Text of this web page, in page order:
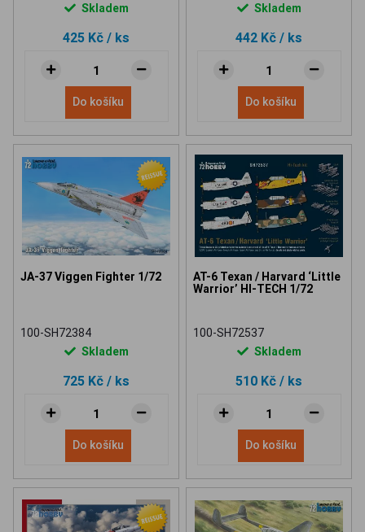
Skladem
425 Kč / ks
Do košíku
Skladem
442 Kč / ks
Do košíku
JA-37 Viggen Fighter 1/72
100-SH72384
Skladem
725 Kč / ks
Do košíku
AT-6 Texan / Harvard ‘Little
Warrior’ HI-TECH 1/72
100-SH72537
Skladem
510 Kč / ks
Do košíku